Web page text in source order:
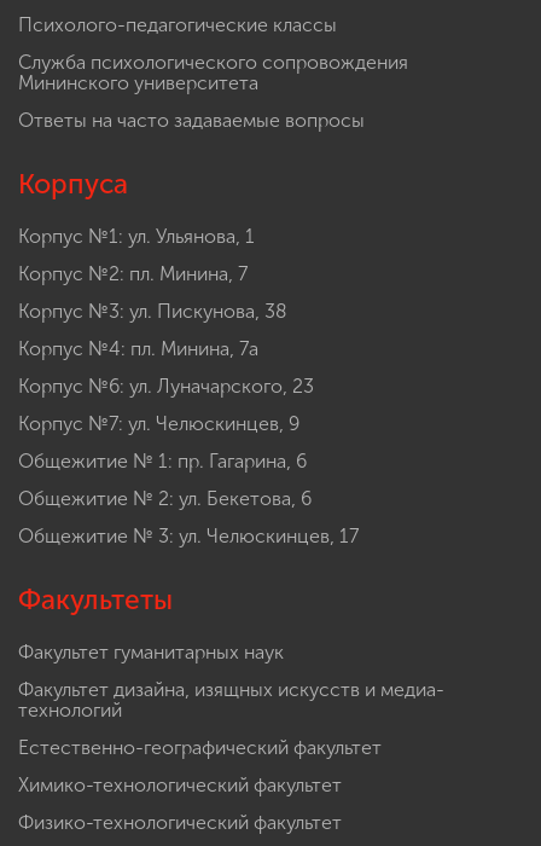
Психолого-педагогические классы
Служба психологического сопровождения
Мининского университета
Ответы на часто задаваемые вопросы
Корпуса
Корпус №1: ул. Ульянова, 1
Корпус №2: пл. Минина, 7
Корпус №3: ул. Пискунова, 38
Корпус №4: пл. Минина, 7а
Корпус №6: ул. Луначарского, 23
Корпус №7: ул. Челюскинцев, 9
Общежитие № 1: пр. Гагарина, 6
Общежитие № 2: ул. Бекетова, 6
Общежитие № 3: ул. Челюскинцев, 17
Факультеты
Факультет гуманитарных наук
Факультет дизайна, изящных искусств и медиа-
технологий
Естественно-географический факультет
Химико-технологический факультет
Физико-технологический факультет